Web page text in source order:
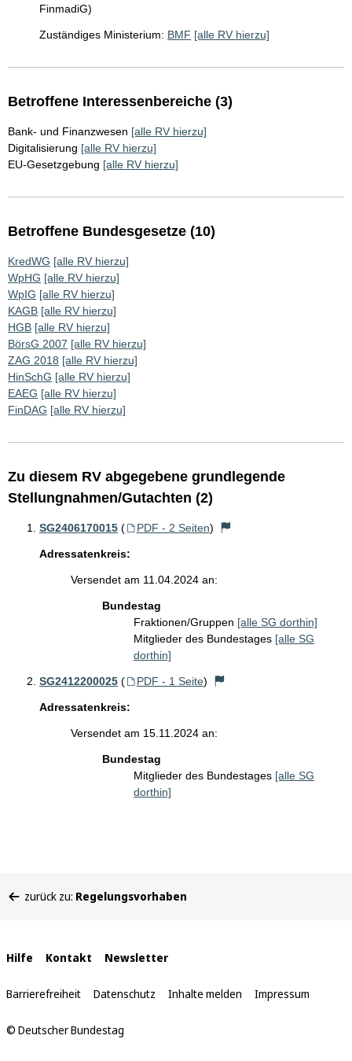
FinmadiG)
Zuständiges Ministerium: BMF [alle RV hierzu]
Betroffene Interessenbereiche (3)
Bank- und Finanzwesen [alle RV hierzu]
Digitalisierung [alle RV hierzu]
EU-Gesetzgebung [alle RV hierzu]
Betroffene Bundesgesetze (10)
KredWG [alle RV hierzu]
WpHG [alle RV hierzu]
WpIG [alle RV hierzu]
KAGB [alle RV hierzu]
HGB [alle RV hierzu]
BörsG 2007 [alle RV hierzu]
ZAG 2018 [alle RV hierzu]
HinSchG [alle RV hierzu]
EAEG [alle RV hierzu]
FinDAG [alle RV hierzu]
Zu diesem RV abgegebene grundlegende
Stellungnahmen/Gutachten (2)
SG2406170015 ( PDF - 2 Seiten)
Adressatenkreis:
Versendet am 11.04.2024 an:
Bundestag
Fraktionen/Gruppen [alle SG dorthin]
Mitglieder des Bundestages [alle SG
dorthin]
SG2412200025 ( PDF - 1 Seite)
Adressatenkreis:
Versendet am 15.11.2024 an:
Bundestag
Mitglieder des Bundestages [alle SG
dorthin]
befinden
zurück zu: Regelungsvorhaben
Interne
Links
Hilfe Kontakt Newsletter
Barrierefreiheit Datenschutz Inhalte melden Impressum
© Deutscher Bundestag